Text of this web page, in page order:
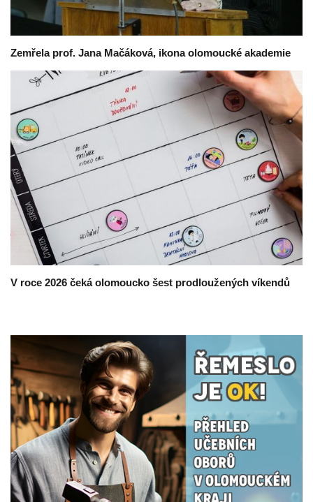
Zemřela prof. Jana Mačáková, ikona olomoucké akademie
V roce 2026 čeká olomoucko šest prodloužených víkendů